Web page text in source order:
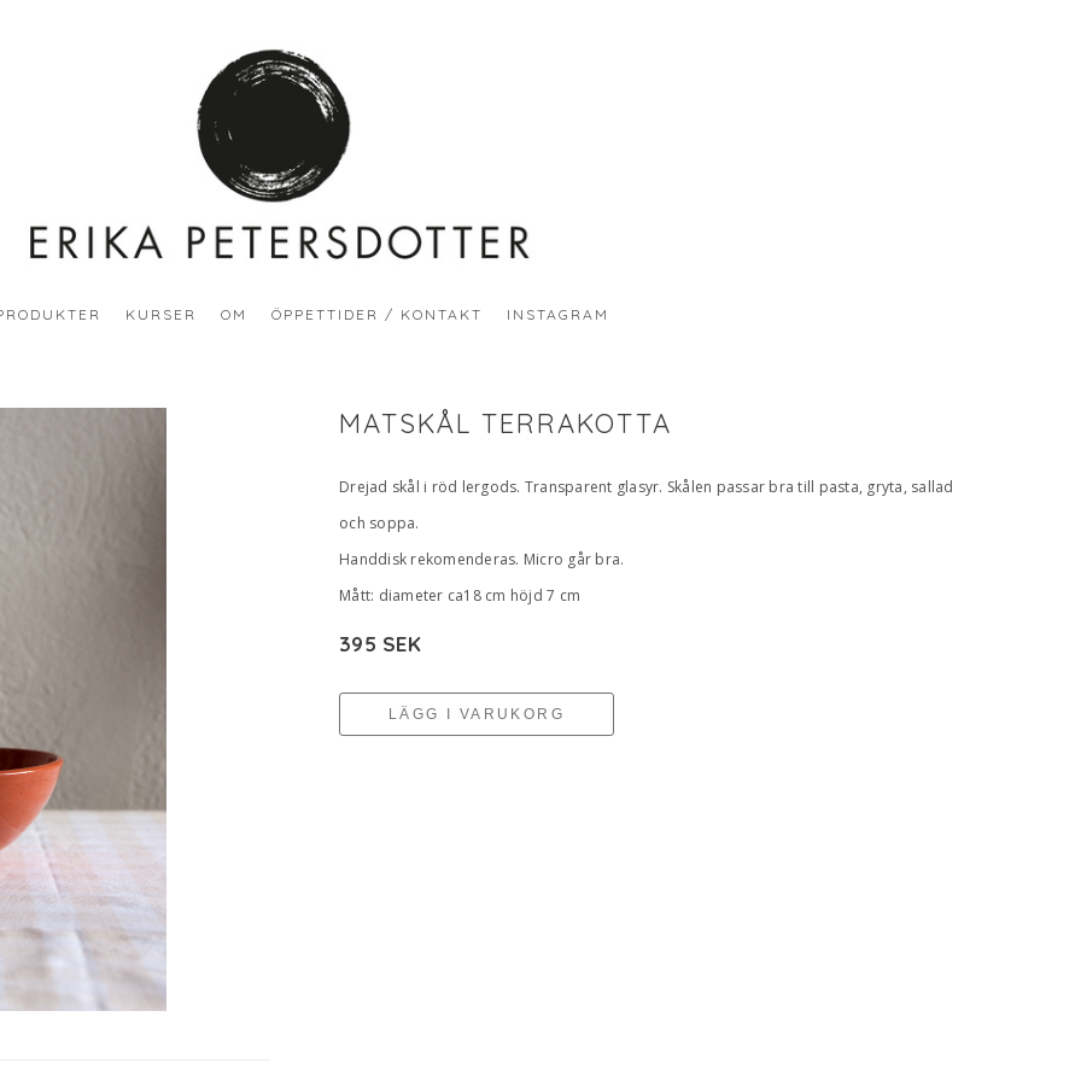
KURSER OM ÖPPETTIDER / KONTAKT INSTAGRAM
MATSKÅL TERRAKOTTA
Drejad skål i röd lergods. Transparent glasyr. Skålen passar bra till pasta, gryta, sallad
och soppa.
Handdisk rekomenderas. Micro går bra.
Mått: diameter ca18 cm höjd 7 cm
395 SEK
LÄGG I VARUKORG